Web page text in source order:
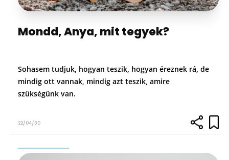
Mondd, Anya, mit tegyek?
Sohasem tudjuk, hogyan teszik, hogyan éreznek rá, de
mindig ott vannak, mindig azt teszik, amire
szükségünk van.
22/04/30